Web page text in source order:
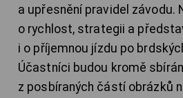
a upřesnění pravidel závodu.
o rychlost, strategii a
i o příjemnou jízdu po
Účastníci budou kromě
z posbíraných částí obrázků